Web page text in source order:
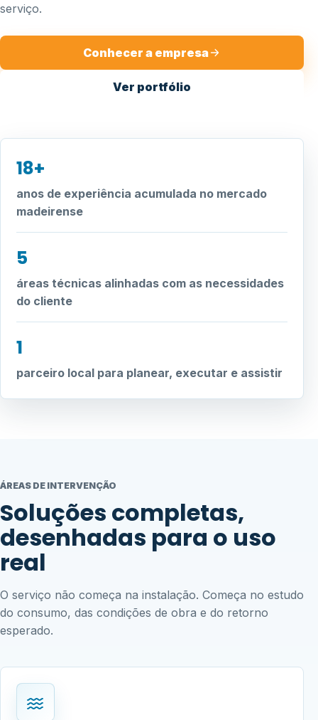
serviço.
Conhecer a empresa
Ver portfólio
18+
anos de experiência acumulada no mercado
madeirense
5
áreas técnicas alinhadas com as necessidades
do cliente
1
parceiro local para planear, executar e assistir
ÁREAS DE INTERVENÇÃO
Soluções completas,
desenhadas para o uso
real
O serviço não começa na instalação. Começa no estudo
do consumo, das condições de obra e do retorno
esperado.